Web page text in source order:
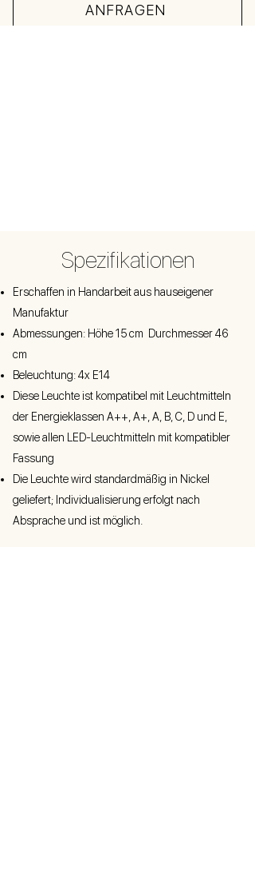
ANFRAGEN
Spezifikationen
Erschaffen in Handarbeit aus hauseigener
Manufaktur
Abmessungen: Höhe 15 cm Durchmesser 46
cm
Beleuchtung: 4x E14
Diese Leuchte ist kompatibel mit Leuchtmitteln
der Energieklassen A++, A+, A, B, C, D und E,
sowie allen LED-Leuchtmitteln mit kompatibler
Fassung
Die Leuchte wird standardmäßig in Nickel
geliefert; Individualisierung erfolgt nach
Absprache und ist möglich.